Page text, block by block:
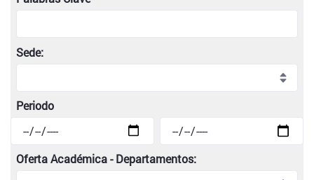
Sede:
Periodo
Oferta Académica - Departamentos: